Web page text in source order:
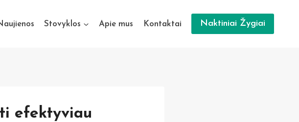
Stovyklos Apie mus Kontaktai Naktiniai Žygiai
efektyviau